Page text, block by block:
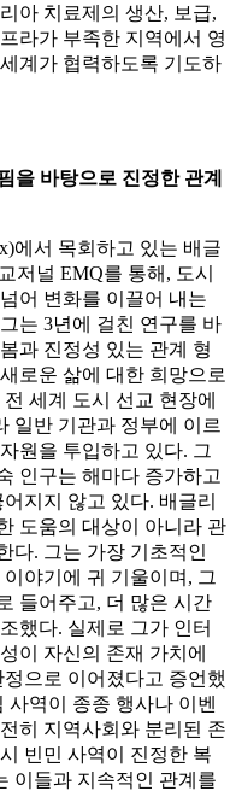
아 치료제의 생산, 보급,
라가 부족한 지역에서 영
계가 협력하도록 기도하
을 바탕으로 진정한 관계
에서 목회하고 있는 배글
저널 EMQ를 통해, 도시
어 변화를 이끌어 내는
는 3년에 걸친 연구를 바
과 진정성 있는 관계 형
로운 삶에 대한 희망으로
세계 도시 선교 현장에
일반 기관과 정부에 이르
원을 투입하고 있다. 그
인구는 해마다 증가하고
지지 않고 있다. 배글리
도움의 대상이 아니라 관
다. 그는 가장 기초적인
야기에 귀 기울이며, 그
들어주고, 더 많은 시간
했다. 실제로 그가 인터
이 자신의 존재 가치에
으로 이어졌다고 증언했
역이 종종 행사나 이벤
히 지역사회와 분리된 존
빈민 사역이 진정한 복
이들과 지속적인 관계를